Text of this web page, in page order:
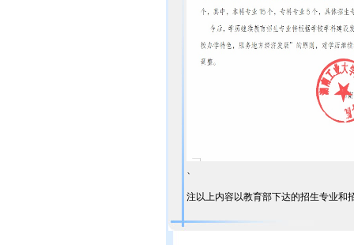
、
注以上内容以教育部下达的招生专业和